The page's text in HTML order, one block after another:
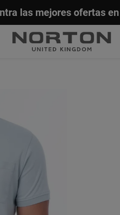
las mejores ofertas